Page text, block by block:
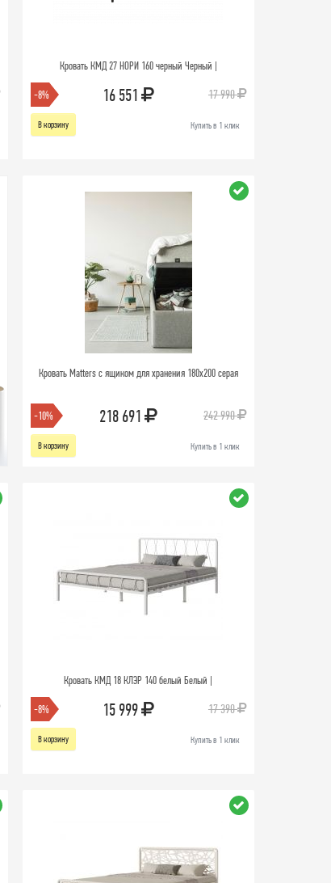
Кровать КМД 27 НОРИ 160 черный Черный |
-8% 16 551 17 990
В корзину Купить в 1 клик
Кровать Matters c ящиком для хранения 180x200 серая
-10% 218 691 242 990
В корзину Купить в 1 клик
Кровать КМД 18 КЛЭР 140 белый Белый |
-8% 15 999 17 390
В корзину Купить в 1 клик